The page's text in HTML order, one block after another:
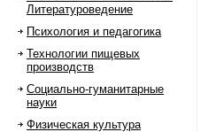
Литературоведение
Психология и педагогика
Технологии пищевых
производств
Социально-гуманитарные
науки
Физическая культура